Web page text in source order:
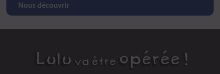
Nous découvrir